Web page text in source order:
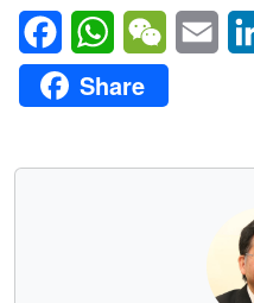
FacebookWhatsAppWeChatEmail
Share